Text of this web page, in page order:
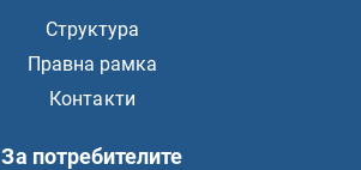
Структура
Правна рамка
Контакти
За потребителите